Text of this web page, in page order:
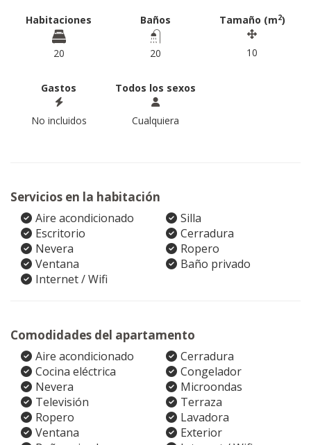
Habitaciones
20
Baños
20
Tamaño (m2)
10
Gastos
No incluidos
Todos los sexos
Cualquiera
Servicios en la habitación
Aire acondicionado
Silla
Escritorio
Cerradura
Nevera
Ropero
Ventana
Baño privado
Internet / Wifi
Comodidades del apartamento
Aire acondicionado
Cerradura
Cocina eléctrica
Congelador
Nevera
Microondas
Televisión
Terraza
Ropero
Lavadora
Ventana
Exterior